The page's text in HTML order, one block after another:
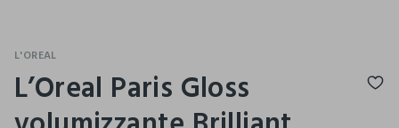
L'OREAL
L’Oreal Paris Gloss